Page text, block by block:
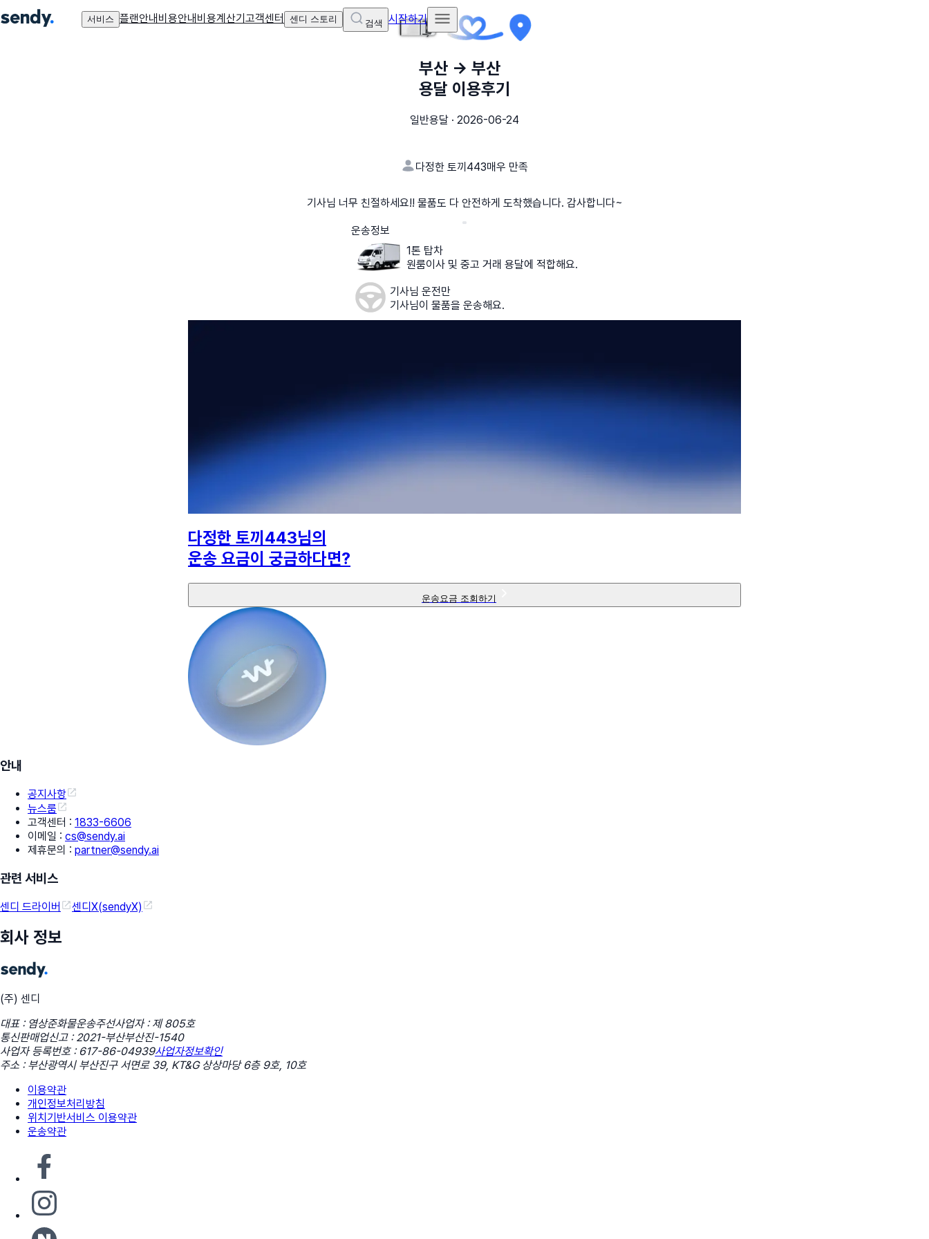
서비스 플랜안내비용안내비용계산기고객센터 센디 스토리 검색 시작하기
부산 → 부산
용달 이용후기
일반용달 · 2026-06-24
다정한 토끼443매우 만족
기사님 너무 친절하세요!! 물품도 다 안전하게 도착했습니다. 감사합니다~
운송정보
1톤 탑차
원룸이사 및 중고 거래 용달에 적합해요.
기사님 운전만
기사님이 물품을 운송해요.
다정한 토끼443님의
운송 요금이 궁금하다면?
운송요금 조회하기
안내
공지사항
뉴스룸
고객센터 : 1833-6606
이메일 : cs@sendy.ai
제휴문의 : partner@sendy.ai
관련 서비스
센디 드라이버 센디X(sendyX)
회사 정보
(주) 센디
대표 : 염상준화물운송주선사업자 : 제 805호
통신판매업신고 : 2021-부산부산진-1540
사업자 등록번호 : 617-86-04939사업자정보확인
주소 : 부산광역시 부산진구 서면로 39, KT&G 상상마당 6층 9호, 10호
이용약관
개인정보처리방침
위치기반서비스 이용약관
운송약관